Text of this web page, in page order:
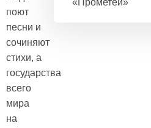
поют
песни и
сочиняют
стихи, а
государства
всего
мира
на
«Прометей»